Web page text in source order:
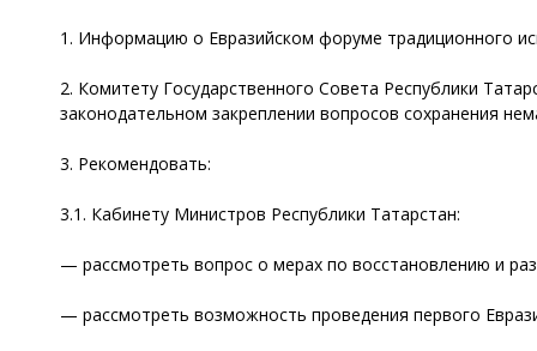
1. Информацию о Евразийском форуме традиционного
2. Комитету Государственного Совета Республики
законодательном закреплении вопросов сохранения
3. Рекомендовать:
3.1. Кабинету Министров Республики Татарстан:
— рассмотреть вопрос о мерах по восстановлению и
— рассмотреть возможность проведения первого